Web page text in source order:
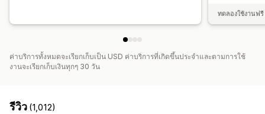
การชำระเงิน
การชำระเงินอัตโนมัติ
PayPal
การจ่ายเงินตามกำหนดเวลา
ทดลองใช้งานฟ
ค่าบริการทั้งหมดจะเรียกเก็บเป็น USD ค่าบริการที่เกิดขึ้นประจำและตามการใช้
งานจะเรียกเก็บเงินทุกๆ 30 วัน
รีวิว (1,012)